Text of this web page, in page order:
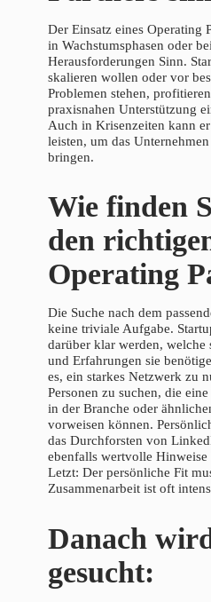
Der Einsatz eines Operating
in Wachstumsphasen oder
Herausforderungen Sinn.
skalieren wollen oder vor
Problemen stehen,
praxisnahen Unterstützung
Auch in Krisenzeiten kann
leisten, um das
bringen.
Wie finden
den
Operating
Die Suche nach dem
keine triviale Aufgabe.
darüber klar werden, welche
und Erfahrungen sie
es, ein starkes Netzwerk zu
Personen zu suchen, die
in der Branche oder
vorweisen können.
das Durchforsten von
ebenfalls wertvolle
Letzt: Der persönliche Fit
Zusammenarbeit ist oft
Danach
gesucht: